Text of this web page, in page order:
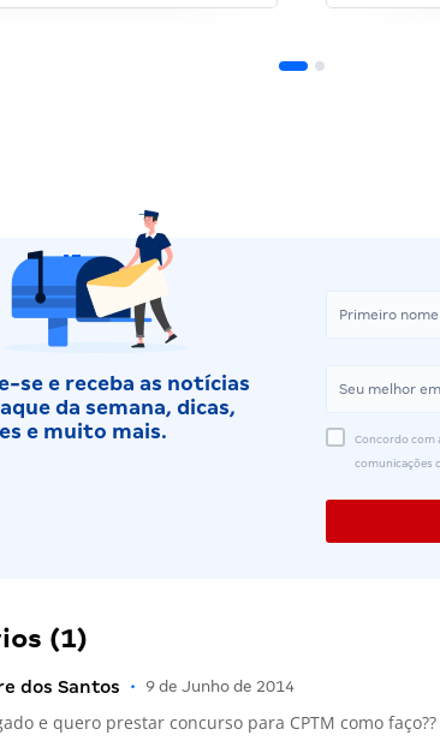
se e receba as notícias
da semana, dicas,
e muito mais.
Concordo com
comunicações
(1)
dos Santos • 9 de Junho de 2014
e quero prestar concurso para CPTM como faço??